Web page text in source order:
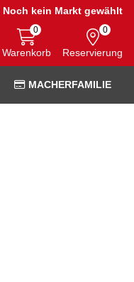
Noch kein Markt gewählt
Warenkorb
0
Reservierung
0
MACHERFAMILIE